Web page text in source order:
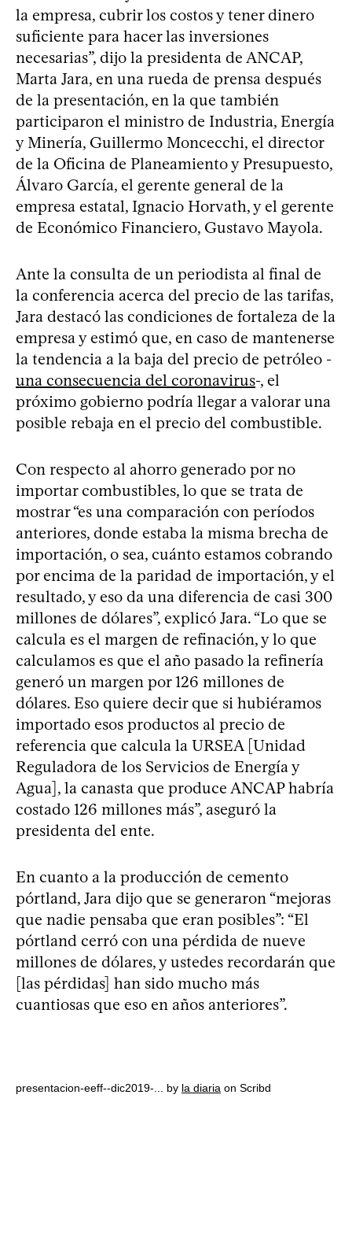
la empresa, cubrir los costos y tener dinero
suficiente para hacer las inversiones
necesarias”, dijo la presidenta de ANCAP,
Marta Jara, en una rueda de prensa después
de la presentación, en la que también
participaron el ministro de Industria, Energía
y Minería, Guillermo Moncecchi, el director
de la Oficina de Planeamiento y Presupuesto,
Álvaro García, el gerente general de la
empresa estatal, Ignacio Horvath, y el gerente
de Económico Financiero, Gustavo Mayola.
Ante la consulta de un periodista al final de
la conferencia acerca del precio de las tarifas,
Jara destacó las condiciones de fortaleza de la
empresa y estimó que, en caso de mantenerse
la tendencia a la baja del precio de petróleo -
una consecuencia del coronavirus-, el
próximo gobierno podría llegar a valorar una
posible rebaja en el precio del combustible.
Con respecto al ahorro generado por no
importar combustibles, lo que se trata de
mostrar “es una comparación con períodos
anteriores, donde estaba la misma brecha de
importación, o sea, cuánto estamos cobrando
por encima de la paridad de importación, y el
resultado, y eso da una diferencia de casi 300
millones de dólares”, explicó Jara. “Lo que se
calcula es el margen de refinación, y lo que
calculamos es que el año pasado la refinería
generó un margen por 126 millones de
dólares. Eso quiere decir que si hubiéramos
importado esos productos al precio de
referencia que calcula la URSEA [Unidad
Reguladora de los Servicios de Energía y
Agua], la canasta que produce ANCAP habría
costado 126 millones más”, aseguró la
presidenta del ente.
En cuanto a la producción de cemento
pórtland, Jara dijo que se generaron “mejoras
que nadie pensaba que eran posibles”: “El
pórtland cerró con una pérdida de nueve
millones de dólares, y ustedes recordarán que
[las pérdidas] han sido mucho más
cuantiosas que eso en años anteriores”.
presentacion-eeff--dic2019-... by la diaria on Scribd